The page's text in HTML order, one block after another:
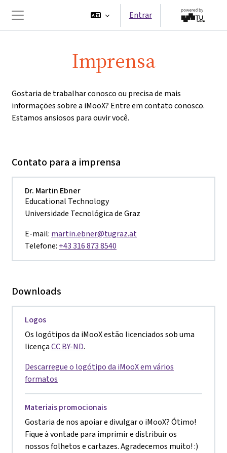
Painel lateral
Entrar
Imprensa
Gostaria de trabalhar conosco ou precisa de mais
informações sobre a iMooX? Entre em contato conosco.
Estamos ansiosos para ouvir você.
Contato para a imprensa
Dr. Martin Ebner
Educational Technology
Universidade Tecnológica de Graz
E-mail: martin.ebner@tugraz.at
Telefone: +43 316 873 8540
Downloads
Logos
Os logótipos da iMooX estão licenciados sob uma
licençaCC BY-ND.
Descarregue o logótipo da iMooX em vários
formatos
Materiais promocionais
Gostaria de nos apoiar e divulgar o iMooX? Ótimo!
Fique à vontade para imprimir e distribuir os
nossos folhetos e cartazes. Agradecemos muito! :)